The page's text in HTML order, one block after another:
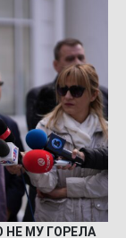
НЕ МУ ГОРЕЛА